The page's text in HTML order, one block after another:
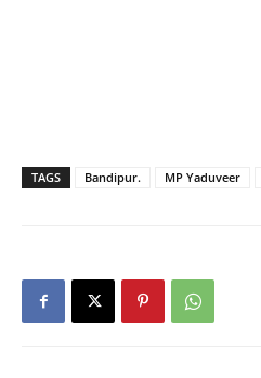
TAGS Bandipur. MP Yaduveer